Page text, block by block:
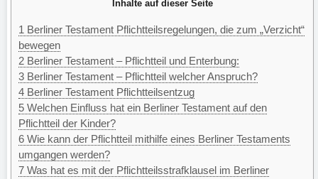
Inhalte auf dieser Seite
1 Berliner Testament Pflichtteilsregelungen, die zum „Verzicht“
bewegen
2 Berliner Testament – Pflichtteil und Enterbung:
3 Berliner Testament – Pflichtteil welcher Anspruch?
4 Berliner Testament Pflichtteilsentzug
5 Welchen Einfluss hat ein Berliner Testament auf den
Pflichtteil der Kinder?
6 Wie kann der Pflichtteil mithilfe eines Berliner Testaments
umgangen werden?
7 Was hat es mit der Pflichtteilsstrafklausel im Berliner